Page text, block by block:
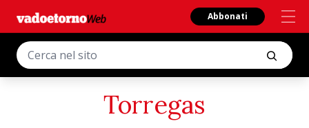
Abbonati
Torregas